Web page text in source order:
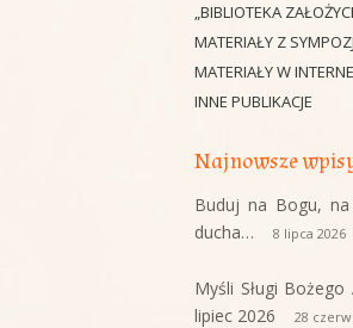
„BIBLIOTEKA
MATERIAŁY Z
MATERIAŁY W
INNE PUBLIKACJE
Najnowsze
Buduj na Bogu, na
ducha…
8 lipca 2026
Myśli Sługi
lipiec 2026
28